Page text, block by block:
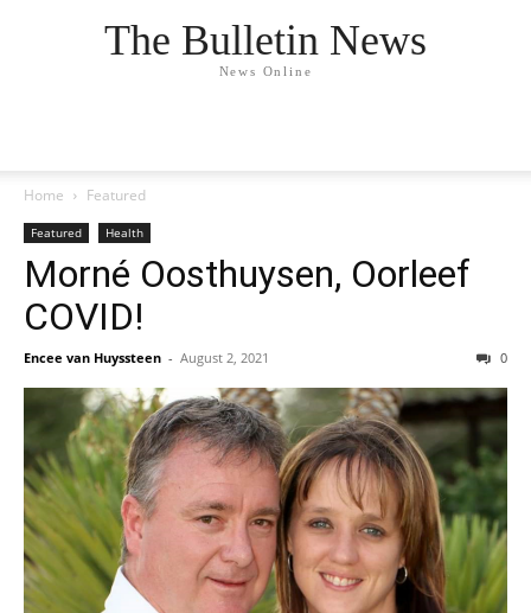
The Bulletin News
News Online
Home Featured
Featured Health
Morné Oosthuysen, Oorleef
COVID!
Encee van Huyssteen - August 2, 2021 0